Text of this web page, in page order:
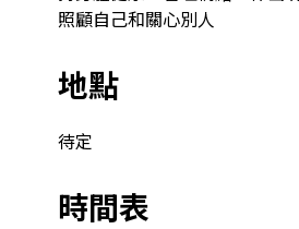
照顧自己和關心別人
地點
待定
時間表